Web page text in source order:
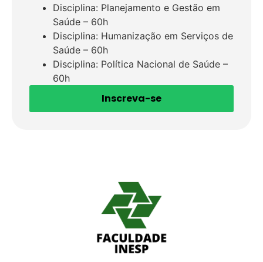
Disciplina: Planejamento e Gestão em
Saúde – 60h
Disciplina: Humanização em Serviços de
Saúde – 60h
Disciplina: Política Nacional de Saúde –
60h
Inscreva-se